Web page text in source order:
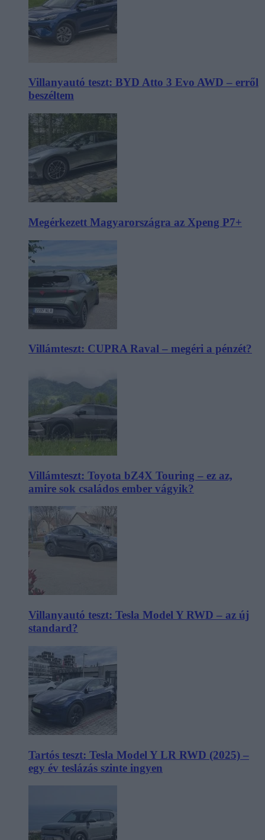
Villanyautó teszt: BYD Atto 3 Evo AWD – erről
beszéltem
Megérkezett Magyarországra az Xpeng P7+
Villámteszt: CUPRA Raval – megéri a pénzét?
Villámteszt: Toyota bZ4X Touring – ez az,
amire sok családos ember vágyik?
Villanyautó teszt: Tesla Model Y RWD – az új
standard?
Tartós teszt: Tesla Model Y LR RWD (2025) –
egy év teslázás szinte ingyen